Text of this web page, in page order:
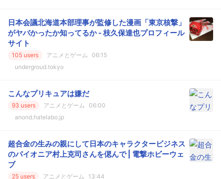
日本会議北海道本部理事が監修した漫画「東京核撃」
がヤバかったか知ってるか - 枝久保達也プロフィール
サイト
105 users アニメとゲーム
06:15
undergroud.tokyo
こんなプリキュアは嫌だ
93 users アニメとゲーム
06:00
anond.hatelabo.jp
超合金の生みの親にして日本のキャラクタービジネス
のパイオニア村上克司さんを偲んで | 電撃ホビーウェ
ブ
25 users アニメとゲーム 13:44